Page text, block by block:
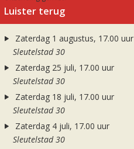
Luister terug
Zaterdag 1 augustus, 17.00 uur
Sleutelstad 30
Zaterdag 25 juli, 17.00 uur
Sleutelstad 30
Zaterdag 18 juli, 17.00 uur
Sleutelstad 30
Zaterdag 4 juli, 17.00 uur
Sleutelstad 30